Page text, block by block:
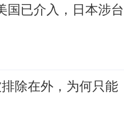
国已介入，日本涉台
除在外，为何只能